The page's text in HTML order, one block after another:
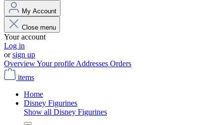
My Account
Close menu
Your account
Log in
orsign up
OverviewYour profile Addresses Orders
items
Home
Disney Figurines
Show all Disney Figurines